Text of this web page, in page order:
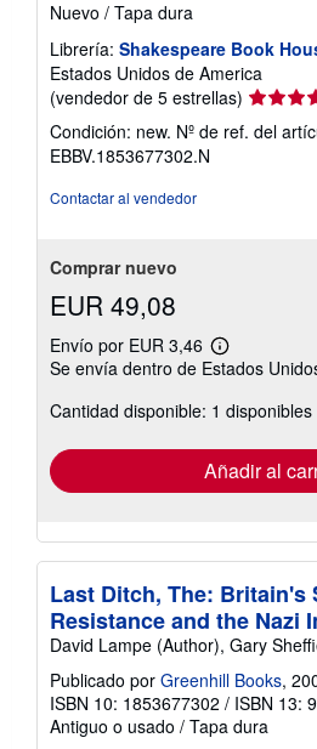
Nuevo / Tapa dura
Librería: Shakespeare Book
Estados Unidos de America
(vendedor de 5 estrellas)
del
Condición: new. Nº de ref. del
EBBV.1853677302.N
Contactar al vendedor
Comprar nuevo
EUR 49,08
Envío por EUR 3,46
Más
información
las
tarifas
envío
Se envía dentro de Estados
Cantidad disponible: 1 disponibles
Añadir al
Last Ditch, The: Britain's
Resistance and the Nazi
David Lampe (Author), Gary
Publicado por Greenhill Books,
ISBN 10: 1853677302 / ISBN 13:
Antiguo o usado / Tapa dura